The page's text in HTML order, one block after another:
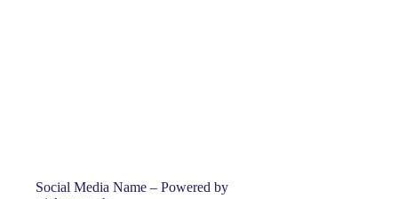
Social Media Name – Powered by